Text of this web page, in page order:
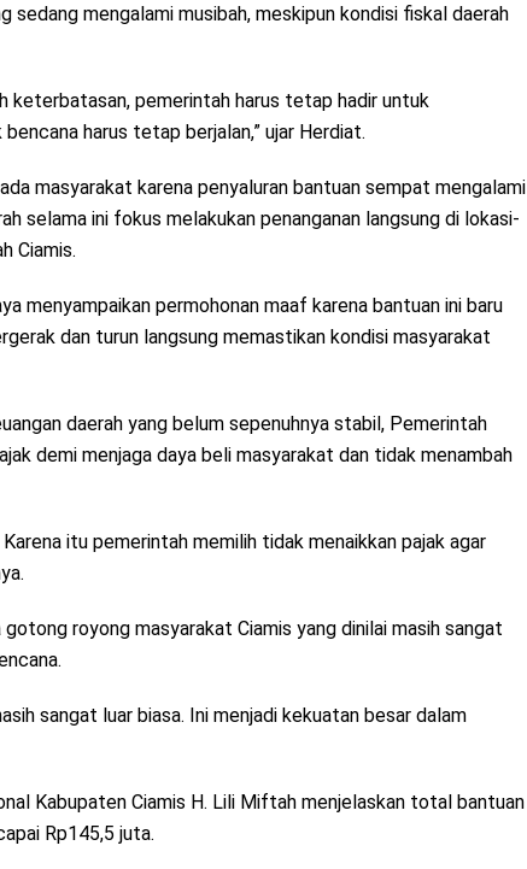
sedang mengalami musibah, meskipun kondisi fiskal daerah
keterbatasan, pemerintah harus tetap hadir untuk
harus tetap berjalan,” ujar Herdiat.
masyarakat karena penyaluran bantuan sempat mengalami
selama ini fokus melakukan penanganan langsung di lokasi-
Ciamis.
menyampaikan permohonan maaf karena bantuan ini baru
dan turun langsung memastikan kondisi masyarakat
daerah yang belum sepenuhnya stabil, Pemerintah
demi menjaga daya beli masyarakat dan tidak menambah
itu pemerintah memilih tidak menaikkan pajak agar
royong masyarakat Ciamis yang dinilai masih sangat
sangat luar biasa. Ini menjadi kekuatan besar dalam
Kabupaten Ciamis H. Lili Miftah menjelaskan total bantuan
Rp145,5 juta.